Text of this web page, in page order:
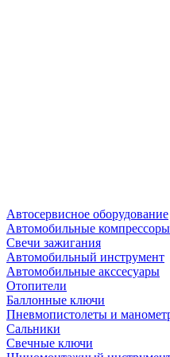
Автосервисное оборудование
Автомобильные компрессоры
Свечи зажигания
Автомобильный инструмент
Автомобильные акссесуары
Отопители
Баллонные ключи
Пневмопистолеты и
Сальники
Свечные ключи